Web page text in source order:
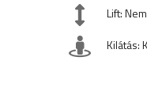
Lift: Nem
Kilátás: